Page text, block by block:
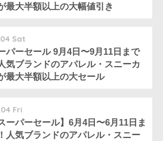
最大半額以上の大幅値引き
Sat
パーセール 9月4日〜9月11日まで
気ブランドのアパレル・スニーカ
最大半額以上の大セール
Fri
ーパーセール】6月4日〜6月11日ま
人気ブランドのアパレル・スニー